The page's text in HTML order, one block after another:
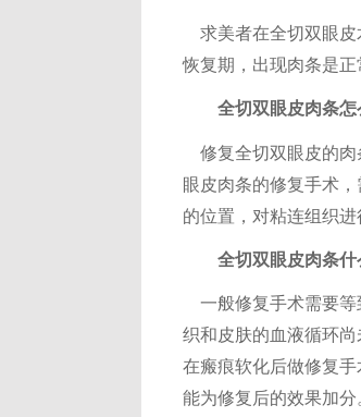
求美者在全切双眼皮
恢复期，出现肉条是正
全切双眼皮肉条怎
修复全切双眼皮的
眼皮肉条的修复手术
的位置，对粘连组织
全切双眼皮肉条
一般修复手术需要
织和皮肤的血液循环
在瘢痕软化后做修复手
能为修复后的效果加分